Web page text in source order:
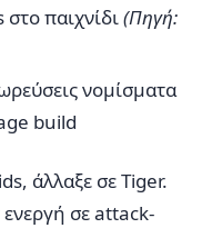
παιχνίδι(Πηγή:
νομίσματα
build
άλλαξε σε Tiger.
ενεργή σε attack-